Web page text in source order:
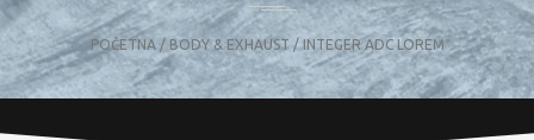
POČETNA/ BODY & EXHAUST / INTEGER ADC LOREM